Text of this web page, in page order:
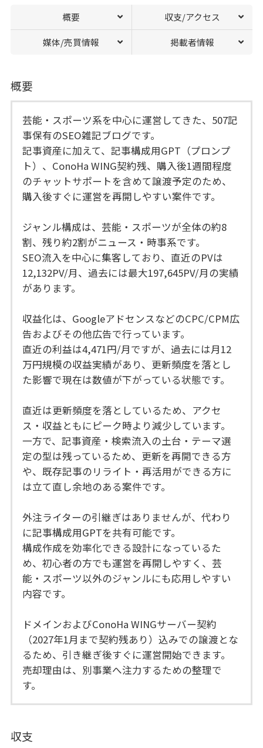
概要 収支/アクセス
媒体/売買情報 掲載者情報
概要
芸能・スポーツ系を中心に運営してきた、507記
事保有のSEO雑記ブログです。
記事資産に加えて、記事構成用GPT（プロンプ
ト）、ConoHa WING契約残、購入後1週間程度
のチャットサポートを含めて譲渡予定のため、
購入後すぐに運営を再開しやすい案件です。
ジャンル構成は、芸能・スポーツが全体の約8
割、残り約2割がニュース・時事系です。
SEO流入を中心に集客しており、直近のPVは
12,132PV/月、過去には最大197,645PV/月の実績
があります。
収益化は、GoogleアドセンスなどのCPC/CPM広
告およびその他広告で行っています。
直近の利益は4,471円/月ですが、過去には月12
万円規模の収益実績があり、更新頻度を落とし
た影響で現在は数値が下がっている状態です。
直近は更新頻度を落としているため、アクセ
ス・収益ともにピーク時より減少しています。
一方で、記事資産・検索流入の土台・テーマ選
定の型は残っているため、更新を再開できる方
や、既存記事のリライト・再活用ができる方に
は立て直し余地のある案件です。
外注ライターの引継ぎはありませんが、代わり
に記事構成用GPTを共有可能です。
構成作成を効率化できる設計になっているた
め、初心者の方でも運営を再開しやすく、芸
能・スポーツ以外のジャンルにも応用しやすい
内容です。
ドメインおよびConoHa WINGサーバー契約
（2027年1月まで契約残あり）込みでの譲渡とな
るため、引き継ぎ後すぐに運営開始できます。
売却理由は、別事業へ注力するための整理で
す。
収支